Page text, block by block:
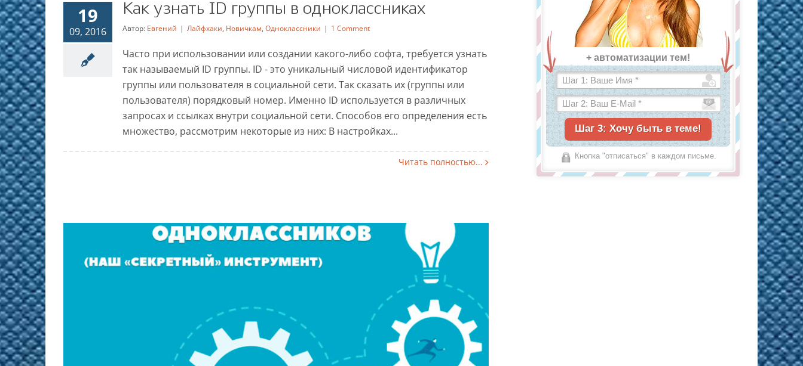
Как узнать ID группы в одноклассниках
19
09, 2016
Как узнать ID группы в одноклассниках
Автор: Евгений | Лайфхаки, Новичкам, Одноклассники | 1 Comment
Часто при использовании или создании какого-либо софта, требуется узнать
так называемый ID группы. ID - это уникальный числовой идентификатор
группы или пользователя в социальной сети. Так сказать их (группы или
пользователя) порядковый номер. Именно ID используется в различных
запросах и ссылках внутри социальной сети. Способов его определения есть
множество, рассмотрим некоторые из них: В настройках...
Читать полностью...
+ автоматизации тем!
Кнопка "отписаться" в каждом письме.